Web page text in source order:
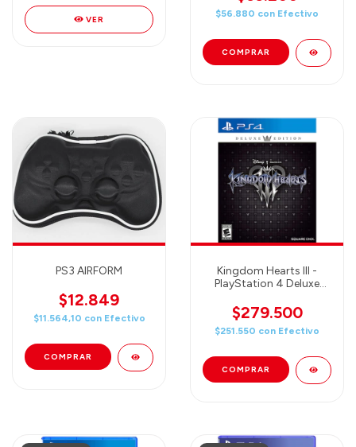
VER
$56.880 con Efectivo
PS3 AIRFORM
$12.849
$11.564,10 con Efectivo
Kingdom Hearts III -
PlayStation 4 Deluxe
Hearts 3
$279.500
$251.550 con Efectivo